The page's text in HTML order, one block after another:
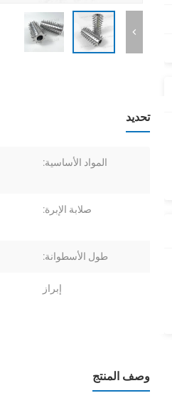
تحديد
المواد الأساسية:
صلابة الإبرة:
طول الأسطوانة:
إبراز
وصف المنتج